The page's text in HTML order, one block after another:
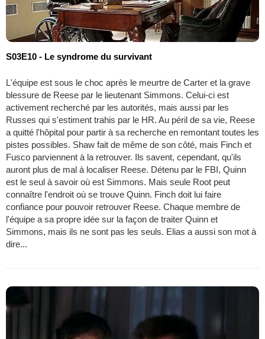
S03E10 - Le syndrome du survivant
L'équipe est sous le choc après le meurtre de Carter et la grave
blessure de Reese par le lieutenant Simmons. Celui-ci est
activement recherché par les autorités, mais aussi par les
Russes qui s'estiment trahis par le HR. Au péril de sa vie, Reese
a quitté l'hôpital pour partir à sa recherche en remontant toutes les
pistes possibles. Shaw fait de même de son côté, mais Finch et
Fusco parviennent à la retrouver. Ils savent, cependant, qu'ils
auront plus de mal à localiser Reese. Détenu par le FBI, Quinn
est le seul à savoir où est Simmons. Mais seule Root peut
connaître l'endroit où se trouve Quinn. Finch doit lui faire
confiance pour pouvoir retrouver Reese. Chaque membre de
l'équipe a sa propre idée sur la façon de traiter Quinn et
Simmons, mais ils ne sont pas les seuls. Elias a aussi son mot à
dire...